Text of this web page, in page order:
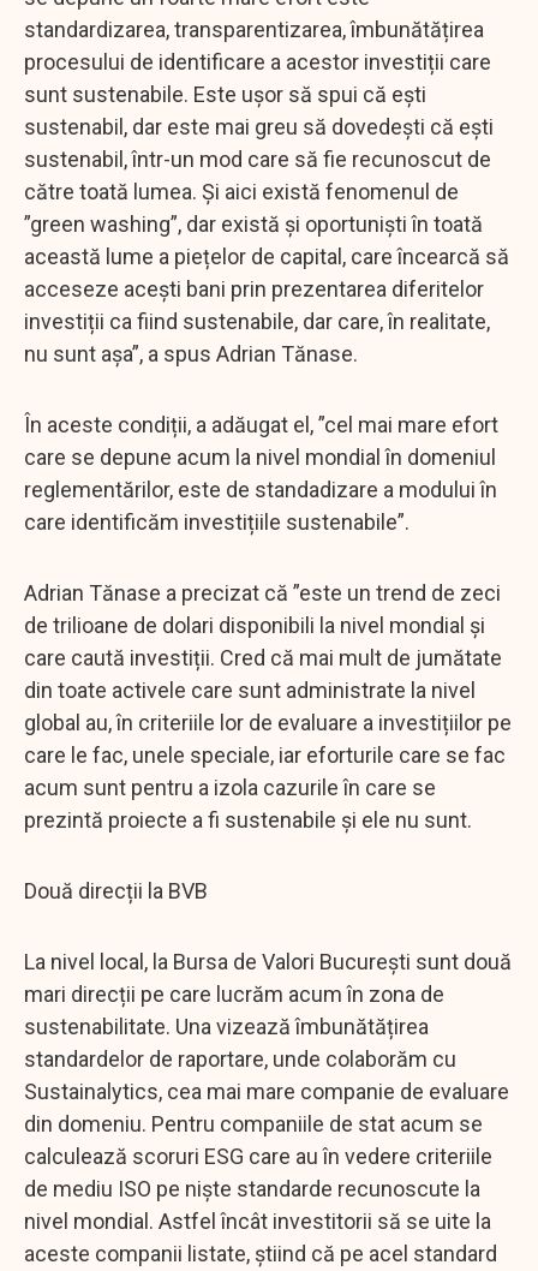
standardizarea, transparentizarea, îmbunătățirea
procesului de identificare a acestor investiții care
sunt sustenabile. Este ușor să spui că ești
sustenabil, dar este mai greu să dovedești că ești
sustenabil, într-un mod care să fie recunoscut de
către toată lumea. Și aici există fenomenul de
”green washing”, dar există și oportuniști în toată
această lume a piețelor de capital, care încearcă să
acceseze acești bani prin prezentarea diferitelor
investiții ca fiind sustenabile, dar care, în realitate,
nu sunt așa”, a spus Adrian Tănase.
În aceste condiții, a adăugat el, ”cel mai mare efort
care se depune acum la nivel mondial în domeniul
reglementărilor, este de standadizare a modului în
care identificăm investițiile sustenabile”.
Adrian Tănase a precizat că ”este un trend de zeci
de trilioane de dolari disponibili la nivel mondial și
care caută investiții. Cred că mai mult de jumătate
din toate activele care sunt administrate la nivel
global au, în criteriile lor de evaluare a investițiilor pe
care le fac, unele speciale, iar eforturile care se fac
acum sunt pentru a izola cazurile în care se
prezintă proiecte a fi sustenabile și ele nu sunt.
Două direcții la BVB
La nivel local, la Bursa de Valori București sunt două
mari direcții pe care lucrăm acum în zona de
sustenabilitate. Una vizează îmbunătățirea
standardelor de raportare, unde colaborăm cu
Sustainalytics, cea mai mare companie de evaluare
din domeniu. Pentru companiile de stat acum se
calculează scoruri ESG care au în vedere criteriile
de mediu ISO pe niște standarde recunoscute la
nivel mondial. Astfel încât investitorii să se uite la
aceste companii listate, știind că pe acel standard